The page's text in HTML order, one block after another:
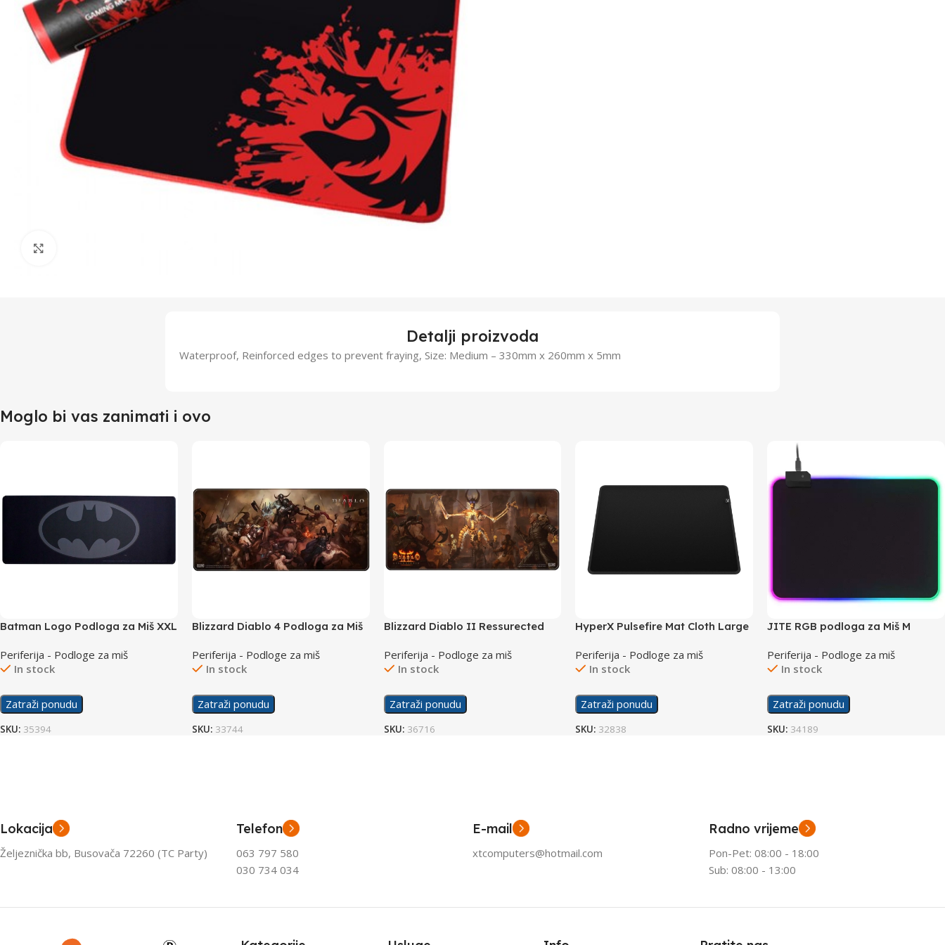
Detalji proizvoda
Waterproof, Reinforced edges to prevent fraying, Size: Medium – 330mm x 260mm x 5mm
Moglo bi vas zanimati i ovo
Batman Logo Podloga za Miš XXL
Periferija - Podloge za miš
In stock
Zatraži ponudu
SKU: 35394
Blizzard Diablo 4 Podloga za Miš
Periferija - Podloge za miš
In stock
Zatraži ponudu
SKU: 33744
Blizzard Diablo II Ressurected
Periferija - Podloge za miš
In stock
Zatraži ponudu
SKU: 36716
HyperX Pulsefire Mat Cloth Large
Periferija - Podloge za miš
In stock
Zatraži ponudu
SKU: 32838
JITE RGB podloga za Miš M
Periferija - Podloge za miš
In stock
Zatraži ponudu
SKU: 34189
Lokacija
Željeznička bb, Busovača 72260 (TC Party)
Telefon
063 797 580
030 734 034
E-mail
xtcomputers@hotmail.com
Radno vrijeme
Pon-Pet: 08:00 - 18:00
Sub: 08:00 - 13:00